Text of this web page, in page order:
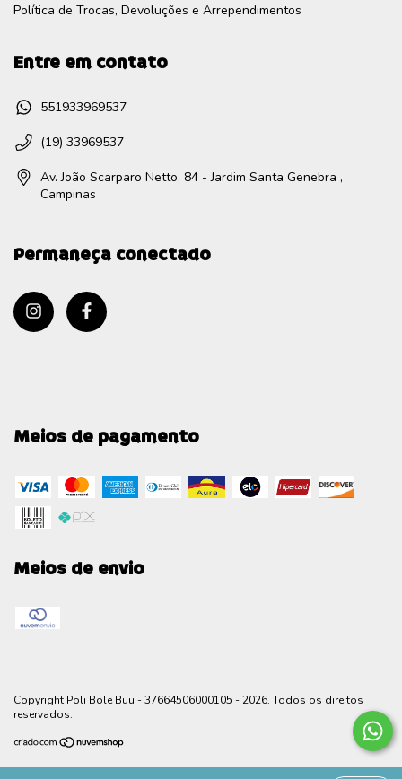
Política de Trocas, Devoluções e Arrependimentos
Entre em contato
551933969537
(19) 33969537
Av. João Scarparo Netto, 84 - Jardim Santa Genebra ,
Campinas
Permaneça conectado
Meios de pagamento
Meios de envio
Copyright Poli Bole Buu - 37664506000105 - 2026. Todos os direitos
reservados.